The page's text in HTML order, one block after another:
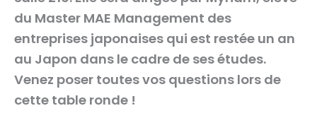
du Master MAE Management des
entreprises japonaises qui est restée un an
au Japon dans le cadre de ses études.
Venez poser toutes vos questions lors de
cette table ronde !